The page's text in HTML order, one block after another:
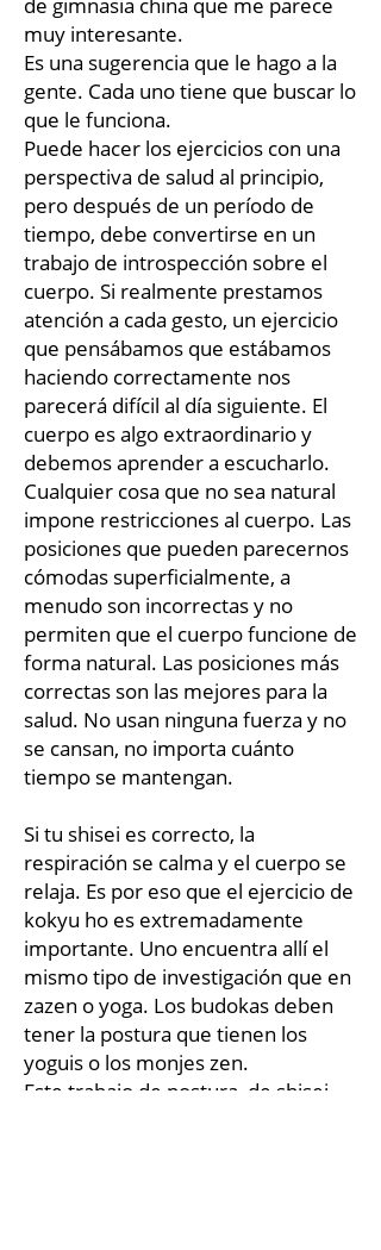
muy interesante.
Es una sugerencia que le hago a la
gente. Cada uno tiene que buscar lo
que le funciona.
Puede hacer los ejercicios con una
perspectiva de salud al principio,
pero después de un período de
tiempo, debe convertirse en un
trabajo de introspección sobre el
cuerpo. Si realmente prestamos
atención a cada gesto, un ejercicio
que pensábamos que estábamos
haciendo correctamente nos
parecerá difícil al día siguiente. El
cuerpo es algo extraordinario y
debemos aprender a escucharlo.
Cualquier cosa que no sea natural
impone restricciones al cuerpo. Las
posiciones que pueden parecernos
cómodas superficialmente, a
menudo son incorrectas y no
permiten que el cuerpo funcione de
forma natural. Las posiciones más
correctas son las mejores para la
salud. No usan ninguna fuerza y no
se cansan, no importa cuánto
tiempo se mantengan.
Si tu shisei es correcto, la
respiración se calma y el cuerpo se
relaja. Es por eso que el ejercicio de
kokyu ho es extremadamente
importante. Uno encuentra allí el
mismo tipo de investigación que en
zazen o yoga. Los budokas deben
tener la postura que tienen los
yoguis o los monjes zen.
Este trabajo de postura, de shisei,